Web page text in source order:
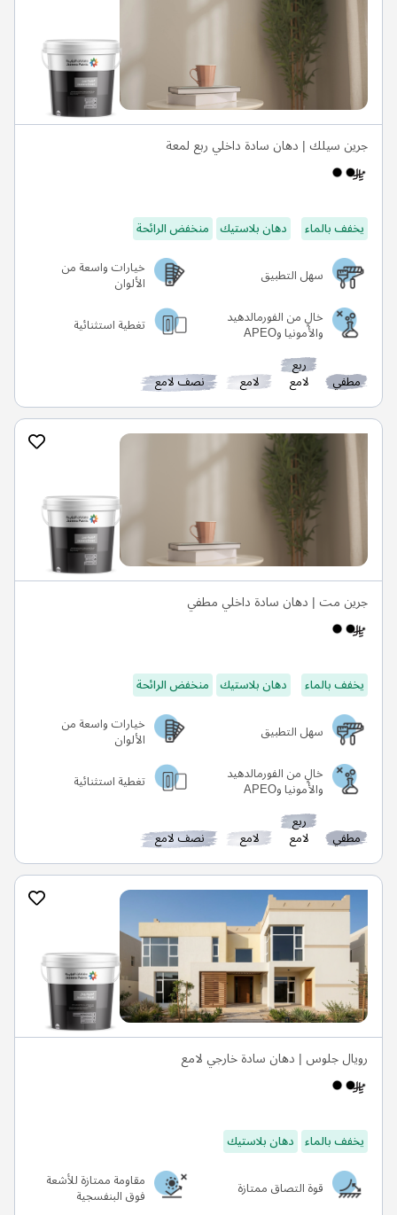
جرين سيلك | دهان سادة داخلي ربع لمعة
يخفف بالماء دهان بلاستيك منخفض الرائحة
سهل التطبيق
خيارات واسعة من
الألوان
خالٍ من الفورمالدهيد
والأمونيا وAPEO تغطية استثنائية
مطفي
ربع
لامع لامع نصف لامع
جرين مت | دهان سادة داخلي مطفي
يخفف بالماء دهان بلاستيك منخفض الرائحة
سهل التطبيق
خيارات واسعة من
الألوان
خالٍ من الفورمالدهيد
والأمونيا وAPEO تغطية استثنائية
مطفي
ربع
لامع لامع نصف لامع
رويال جلوس | دهان سادة خارجي لامع
يخفف بالماء دهان بلاستيك
قوة التصاق ممتازة
مقاومة ممتازة للأشعة
فوق البنفسجية